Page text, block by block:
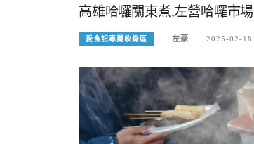
高雄哈囉關東煮,左營哈囉市
愛食記專屬收錄區 左豪 2025-02-18